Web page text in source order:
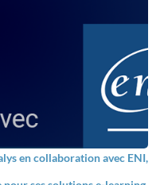
en collaboration avec ENI,